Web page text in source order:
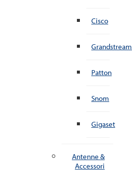
Cisco
Grandstream
Patton
Snom
Gigaset
Antenne &
Accessori